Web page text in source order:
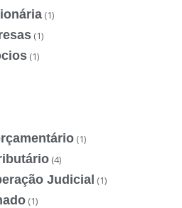
(1)
(1)
(1)
(1)
(4)
Judicial (1)
(1)